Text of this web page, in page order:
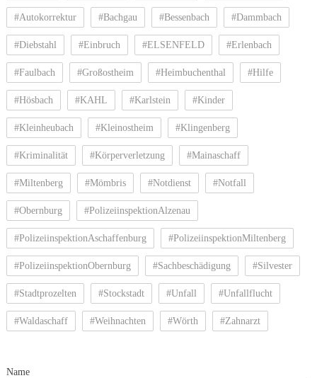
#Autokorrektur #Bachgau #Bessenbach #Dammbach
#Diebstahl #Einbruch #ELSENFELD #Erlenbach
#Faulbach #Großostheim #Heimbuchenthal #Hilfe
#Hösbach #KAHL #Karlstein #Kinder
#Kleinheubach #Kleinostheim #Klingenberg
#Kriminalität #Körperverletzung #Mainaschaff
#Miltenberg #Mömbris #Notdienst #Notfall
#Obernburg #PolizeiinspektionAlzenau
#PolizeiinspektionAschaffenburg #PolizeiinspektionMiltenberg
#PolizeiinspektionObernburg #Sachbeschädigung #Silvester
#Stadtprozelten #Stockstadt #Unfall #Unfallflucht
#Waldaschaff #Weihnachten #Wörth #Zahnarzt
Name